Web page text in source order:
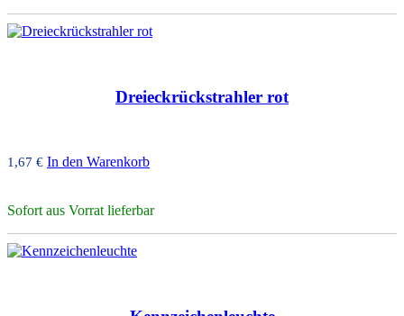
Dreieckrückstrahler rot
1,67 € In den Warenkorb
Sofort aus Vorrat lieferbar